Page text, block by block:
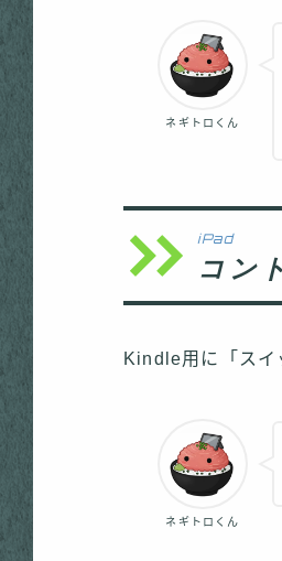
ネギトロくん
iPad
コン
Kindle用に「スイ
ネギトロくん